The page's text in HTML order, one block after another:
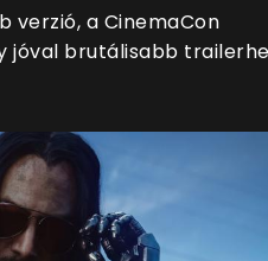
verzió, a CinemaCon
jóval brutálisabb